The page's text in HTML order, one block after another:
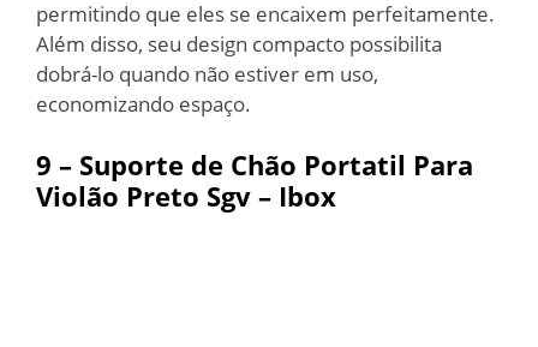
permitindo que eles se encaixem perfeitamente.
Além disso, seu design compacto possibilita
dobrá-lo quando não estiver em uso,
economizando espaço.
9 – Suporte de Chão Portatil Para
Violão Preto Sgv – Ibox